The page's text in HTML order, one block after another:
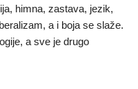
himna, zastava, jezik,
a i boja se slaže.
a sve je drugo